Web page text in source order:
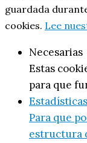
guardada
cookies. Lee
Necesarias
Estas
para que
Estadísticas
Para que
estructura